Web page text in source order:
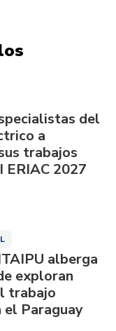
del
a
trabajos
ERIAC 2027
alberga
exploran
trabajo
Paraguay